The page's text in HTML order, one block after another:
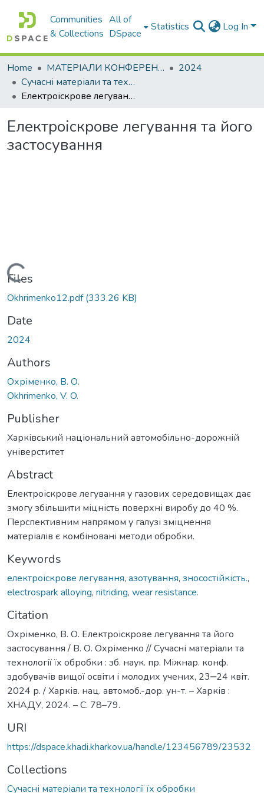
Communities
& Collections
All of
DSpace
Statistics Log In
Home МАТЕРІАЛИ КОНФЕРЕНЦІЙ
2024
Сучасні матеріали та технології їх обробки
Електроіскрове легування та його застосування
Електроіскрове легування та його
застосування
Loading...
Files
Okhrimenko12.pdf(333.26 KB)
Date
2024
Authors
Охріменко, В. О.
Okhrimenko, V. O.
Publisher
Харківський національний автомобільно-дорожній
універститет
Abstract
Електроіскрове легування у газових середовищах дає
змогу збільшити міцність поверхні виробу до 40 %.
Перспективним напрямом у галузі зміцнення
матеріалів є комбіновані методи обробки.
Keywords
електроіскрове легування, азотування, зносостійкість.,
electrospark alloying, nitriding, wear resistance.
Citation
Охріменко, В. О. Електроіскрове легування та його
застосування / В. О. Охріменко // Сучасні матеріали та
технології їх обробки : зб. наук. пр. Міжнар. конф.
здобувачів вищої освіти і молодих учених, 23‒24 квіт.
2024 р. / Харків. нац. автомоб.-дор. ун-т. – Харків :
ХНАДУ, 2024. – С. 78–79.
URI
https://dspace.khadi.kharkov.ua/handle/123456789/23532
Collections
Сучасні матеріали та технології їх обробки